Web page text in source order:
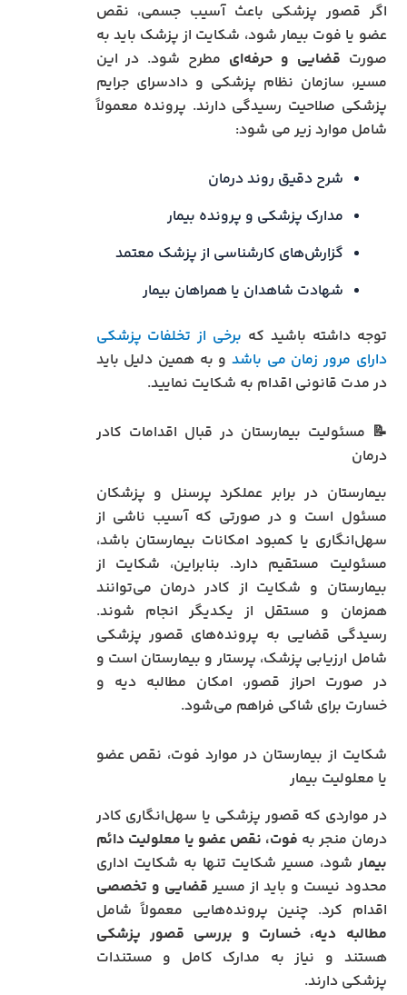
اگر قصور پزشکی باعث آسیب جسمی، نقص
عضو یا فوت بیمار شود، شکایت از پزشک باید به
صورت قضایی و حرفه‌ای مطرح شود. در این
مسیر، سازمان نظام پزشکی و دادسرای جرایم
پزشکی صلاحیت رسیدگی دارند. پرونده معمولاً
شامل موارد زیر می شود:
شرح دقیق روند درمان
مدارک پزشکی و پرونده بیمار
گزارش‌های کارشناسی از پزشک معتمد
شهادت شاهدان یا همراهان بیمار
توجه داشته باشید که برخی از تخلفات پزشکی
دارای مرور زمان می باشد و به همین دلیل باید
در مدت قانونی اقدام به شکایت نمایید.
📝 مسئولیت بیمارستان در قبال اقدامات کادر
درمان
بیمارستان در برابر عملکرد پرسنل و پزشکان
مسئول است و در صورتی که آسیب ناشی از
سهل‌انگاری یا کمبود امکانات بیمارستان باشد،
مسئولیت مستقیم دارد. بنابراین، شکایت از
بیمارستان و شکایت از کادر درمان می‌توانند
همزمان و مستقل از یکدیگر انجام شوند.
رسیدگی قضایی به پرونده‌های قصور پزشکی
شامل ارزیابی پزشک، پرستار و بیمارستان است و
در صورت احراز قصور، امکان مطالبه دیه و
خسارت برای شاکی فراهم می‌شود.
شکایت از بیمارستان در موارد فوت، نقص عضو
یا معلولیت بیمار
در مواردی که قصور پزشکی یا سهل‌انگاری کادر
درمان منجر به فوت، نقص عضو یا معلولیت دائم
بیمار شود، مسیر شکایت تنها به شکایت اداری
محدود نیست و باید از مسیر قضایی و تخصصی
اقدام کرد. چنین پرونده‌هایی معمولاً شامل
مطالبه دیه، خسارت و بررسی قصور پزشکی
هستند و نیاز به مدارک کامل و مستندات
پزشکی دارند.